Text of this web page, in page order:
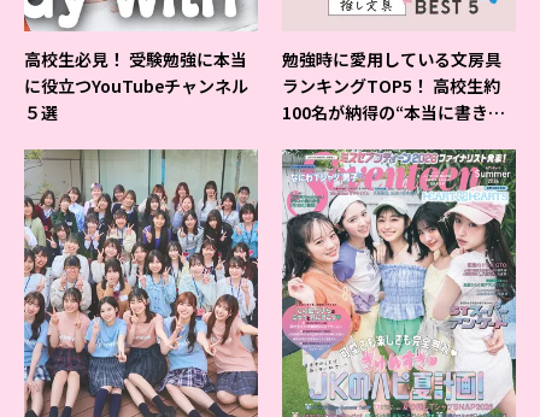
高校生必見！ 受験勉強に本当
に役立つYouTubeチャンネル
５選
勉強時に愛用している文房具
ランキングTOP5！ 高校生約
100名が納得の“本当に書きや